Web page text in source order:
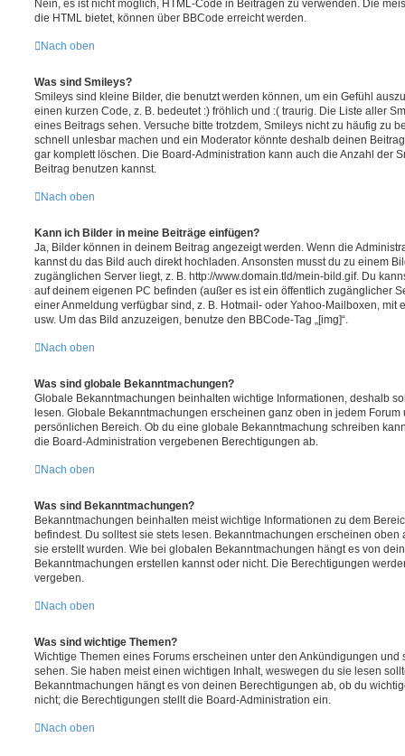
Nein, es ist nicht möglich, HTML-Code in Beiträgen zu verwenden. Die
die HTML bietet, können über BBCode erreicht werden.
Nach oben
Was sind Smileys?
Smileys sind kleine Bilder, die benutzt werden können, um ein Gefühl
einen kurzen Code, z. B. bedeutet :) fröhlich und :( traurig. Die Liste aller
eines Beitrags sehen. Versuche bitte trotzdem, Smileys nicht zu häufig zu
schnell unlesbar machen und ein Moderator könnte deshalb deinen
gar komplett löschen. Die Board-Administration kann auch die Anzahl der
Beitrag benutzen kannst.
Nach oben
Kann ich Bilder in meine Beiträge einfügen?
Ja, Bilder können in deinem Beitrag angezeigt werden. Wenn die
kannst du das Bild auch direkt hochladen. Ansonsten musst du zu einem
zugänglichen Server liegt, z. B. http://www.domain.tld/mein-bild.gif. Du
auf deinem eigenen PC befinden (außer es ist ein öffentlich zugänglicher
einer Anmeldung verfügbar sind, z. B. Hotmail- oder Yahoo-Mailboxen, mit
usw. Um das Bild anzuzeigen, benutze den BBCode-Tag „[img]“.
Nach oben
Was sind globale Bekanntmachungen?
Globale Bekanntmachungen beinhalten wichtige Informationen, deshalb
lesen. Globale Bekanntmachungen erscheinen ganz oben in jedem
persönlichen Bereich. Ob du eine globale Bekanntmachung schreiben
die Board-Administration vergebenen Berechtigungen ab.
Nach oben
Was sind Bekanntmachungen?
Bekanntmachungen beinhalten meist wichtige Informationen zu dem
befindest. Du solltest sie stets lesen. Bekanntmachungen erscheinen oben
sie erstellt wurden. Wie bei globalen Bekanntmachungen hängt es von
Bekanntmachungen erstellen kannst oder nicht. Die Berechtigungen
vergeben.
Nach oben
Was sind wichtige Themen?
Wichtige Themen eines Forums erscheinen unter den Ankündigungen und
sehen. Sie haben meist einen wichtigen Inhalt, weswegen du sie lesen
Bekanntmachungen hängt es von deinen Berechtigungen ab, ob du
nicht; die Berechtigungen stellt die Board-Administration ein.
Nach oben